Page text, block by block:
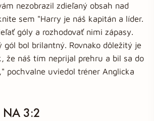
nezobrazil zdieľaný obsah nad
sem "Harry je náš kapitán a líder.
góly a rozhodovať nimi zápasy.
gól bol brilantný. Rovnako dôležitý je
že náš tím neprijal prehru a bil sa do
pochvalne uviedol tréner Anglicka
NA 3:2